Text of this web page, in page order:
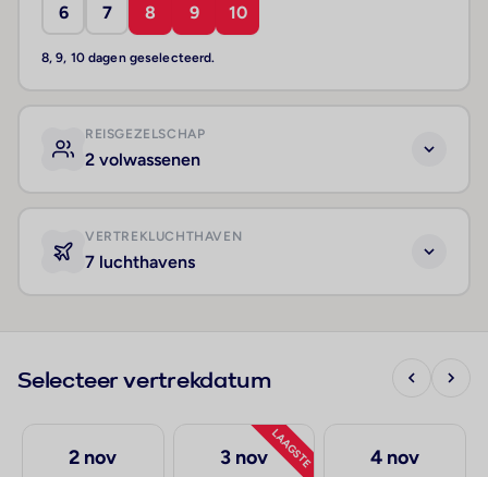
6 7 8 9 10
8, 9, 10 dagen geselecteerd.
REISGEZELSCHAP
2 volwassenen
VERTREKLUCHTHAVEN
7 luchthavens
Selecteer vertrekdatum
2 nov LAAGSTE
3 nov 4 nov